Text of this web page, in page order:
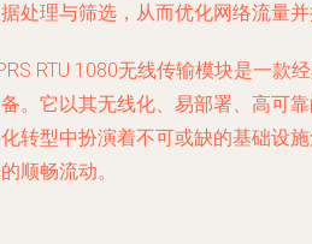
处理与筛选，从而优化网络流量并
RTU 1080无线传输模块是一款
。它以其无线化、易部署、高可
转型中扮演着不可或缺的基础设
顺畅流动。